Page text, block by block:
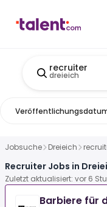
recruiter
dreieich
Jobsuche Dreieich
Recruiter Jobs in
Zuletzt aktualisiert: vor 6
Barbiere für